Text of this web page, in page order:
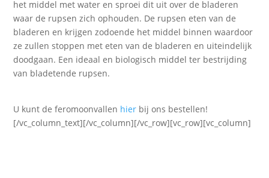
het middel met water en sproei dit uit over de bladeren
waar de rupsen zich ophouden. De rupsen eten van de
bladeren en krijgen zodoende het middel binnen waardoor
ze zullen stoppen met eten van de bladeren en uiteindelijk
doodgaan. Een ideaal en biologisch middel ter bestrijding
van bladetende rupsen.
U kunt de feromoonvallen hier bij ons bestellen!
[/vc_column_text][/vc_column][/vc_row][vc_row][vc_column]